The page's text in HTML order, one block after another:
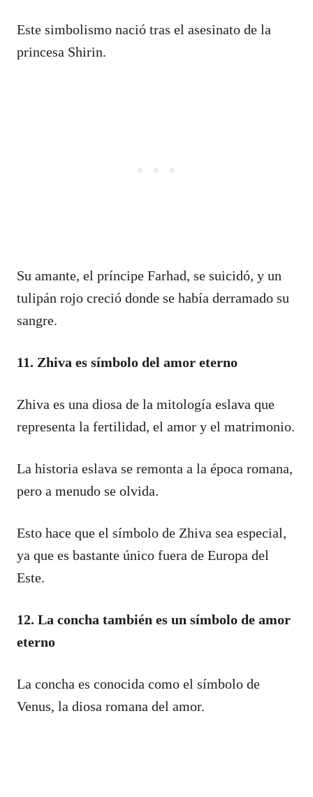
Este simbolismo nació tras el asesinato de la
princesa Shirin.
Su amante, el príncipe Farhad, se suicidó, y un
tulipán rojo creció donde se había derramado su
sangre.
11. Zhiva es símbolo del amor eterno
Zhiva es una diosa de la mitología eslava que
representa la fertilidad, el amor y el matrimonio.
La historia eslava se remonta a la época romana,
pero a menudo se olvida.
Esto hace que el símbolo de Zhiva sea especial,
ya que es bastante único fuera de Europa del
Este.
12. La concha también es un símbolo de amor
eterno
La concha es conocida como el símbolo de
Venus, la diosa romana del amor.